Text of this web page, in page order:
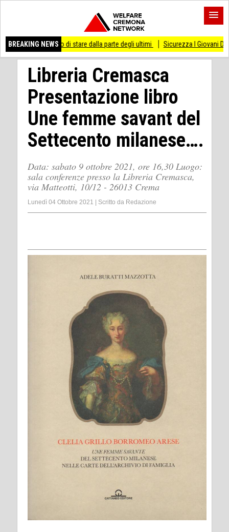
BREAKING NEWS
di stare dalla parte degli ultimi Sicurezza I Giovani Democratici
Libreria Cremasca
Presentazione libro
Une femme savant del
Settecento milanese….
Data: sabato 9 ottobre 2021, ore 16,30 Luogo:
sala conferenze presso la Libreria Cremasca,
via Matteotti, 10/12 - 26013 Crema
Lunedì 04 Ottobre 2021 Scritto da Redazione